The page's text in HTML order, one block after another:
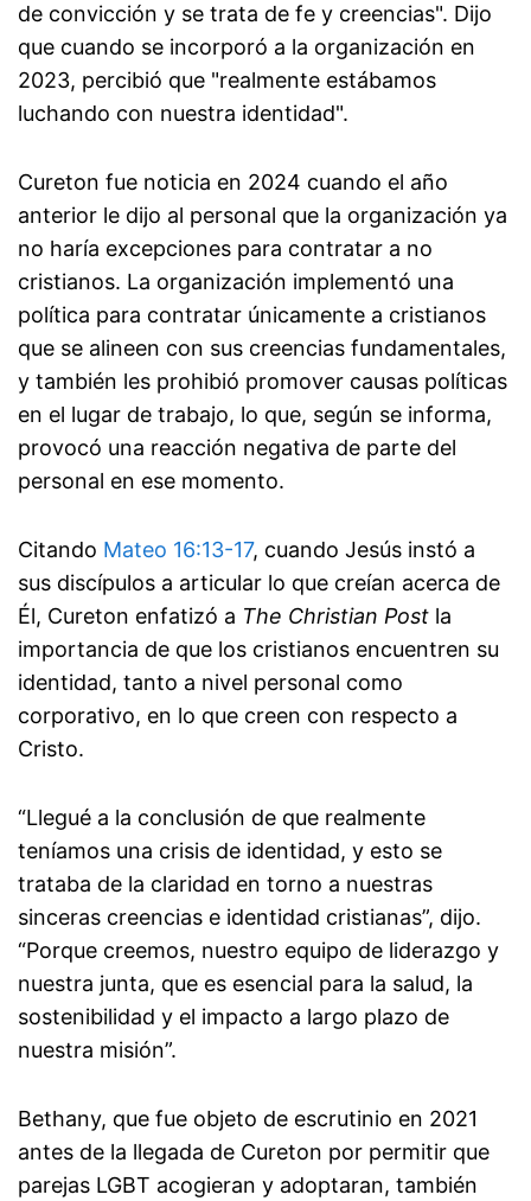
de convicción y se trata de fe y creencias". Dijo
que cuando se incorporó a la organización en
2023, percibió que "realmente estábamos
luchando con nuestra identidad".
Cureton fue noticia en 2024 cuando el año
anterior le dijo al personal que la organización ya
no haría excepciones para contratar a no
cristianos. La organización implementó una
política para contratar únicamente a cristianos
que se alineen con sus creencias fundamentales,
y también les prohibió promover causas políticas
en el lugar de trabajo, lo que, según se informa,
provocó una reacción negativa de parte del
personal en ese momento.
Citando Mateo 16:13-17, cuando Jesús instó a
sus discípulos a articular lo que creían acerca de
Él, Cureton enfatizó a The Christian Post la
importancia de que los cristianos encuentren su
identidad, tanto a nivel personal como
corporativo, en lo que creen con respecto a
Cristo.
“Llegué a la conclusión de que realmente
teníamos una crisis de identidad, y esto se
trataba de la claridad en torno a nuestras
sinceras creencias e identidad cristianas”, dijo.
“Porque creemos, nuestro equipo de liderazgo y
nuestra junta, que es esencial para la salud, la
sostenibilidad y el impacto a largo plazo de
nuestra misión”.
Bethany, que fue objeto de escrutinio en 2021
antes de la llegada de Cureton por permitir que
parejas LGBT acogieran y adoptaran, también